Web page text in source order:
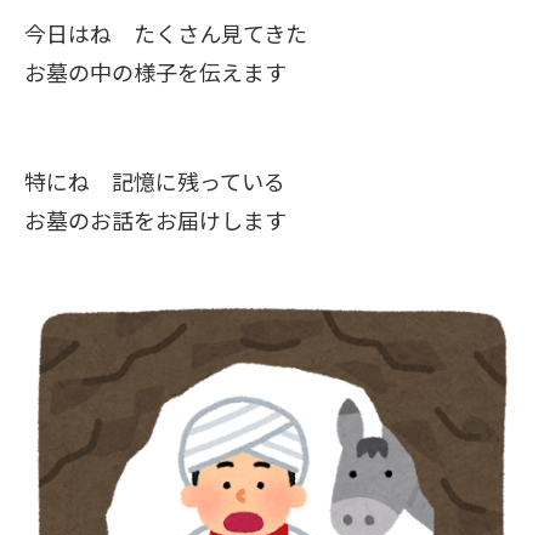
今日はね たくさん見てきた
お墓の中の様子を伝えます
特にね 記憶に残っている
お墓のお話をお届けします